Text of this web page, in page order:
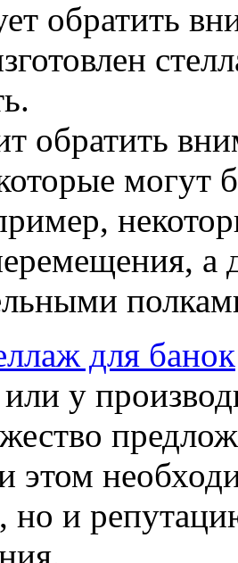
обратить
обратить
могут
для банок
или у
этом
но и